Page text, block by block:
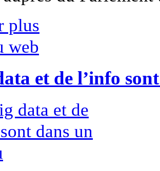
plus
web
et de l’info